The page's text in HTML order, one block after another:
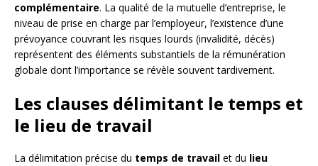
complémentaire. La qualité de la mutuelle d’entreprise, le
niveau de prise en charge par l’employeur, l’existence d’une
prévoyance couvrant les risques lourds (invalidité, décès)
représentent des éléments substantiels de la rémunération
globale dont l’importance se révèle souvent tardivement.
Les clauses délimitant le temps et
le lieu de travail
La délimitation précise du temps de travail et du lieu